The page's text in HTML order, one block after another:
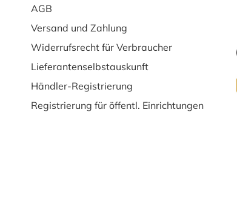
AGB
Versand und Zahlung
Widerrufsrecht für Verbraucher
Lieferantenselbstauskunft
Händler-Registrierung
Registrierung für öffentl. Einrichtungen